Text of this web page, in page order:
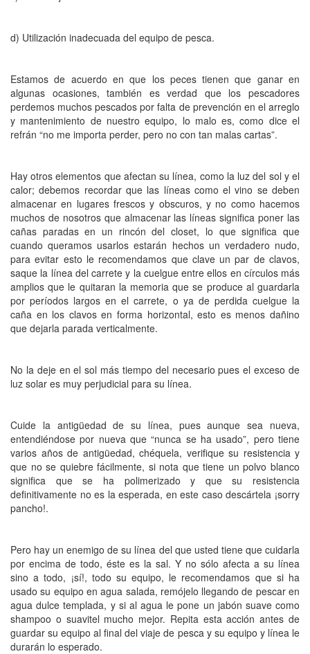
d) Utilización inadecuada del equipo de pesca.
Estamos de acuerdo en que los peces tienen que ganar en
algunas ocasiones, también es verdad que los pescadores
perdemos muchos pescados por falta de prevención en el arreglo
y mantenimiento de nuestro equipo, lo malo es, como dice el
refrán “no me importa perder, pero no con tan malas cartas”.
Hay otros elementos que afectan su línea, como la luz del sol y el
calor; debemos recordar que las líneas como el vino se deben
almacenar en lugares frescos y obscuros, y no como hacemos
muchos de nosotros que almacenar las líneas significa poner las
cañas paradas en un rincón del closet, lo que significa que
cuando queramos usarlos estarán hechos un verdadero nudo,
para evitar esto le recomendamos que clave un par de clavos,
saque la línea del carrete y la cuelgue entre ellos en círculos más
amplios que le quitaran la memoria que se produce al guardarla
por períodos largos en el carrete, o ya de perdida cuelgue la
caña en los clavos en forma horizontal, esto es menos dañino
que dejarla parada verticalmente.
No la deje en el sol más tiempo del necesario pues el exceso de
luz solar es muy perjudicial para su línea.
Cuide la antigüedad de su línea, pues aunque sea nueva,
entendiéndose por nueva que “nunca se ha usado”, pero tiene
varios años de antigüedad, chéquela, verifique su resistencia y
que no se quiebre fácilmente, si nota que tiene un polvo blanco
significa que se ha polimerizado y que su resistencia
definitivamente no es la esperada, en este caso descártela ¡sorry
pancho!.
Pero hay un enemigo de su línea del que usted tiene que cuidarla
por encima de todo, éste es la sal. Y no sólo afecta a su línea
sino a todo, ¡sí!, todo su equipo, le recomendamos que si ha
usado su equipo en agua salada, remójelo llegando de pescar en
agua dulce templada, y si al agua le pone un jabón suave como
shampoo o suavitel mucho mejor. Repita esta acción antes de
guardar su equipo al final del viaje de pesca y su equipo y línea le
durarán lo esperado.